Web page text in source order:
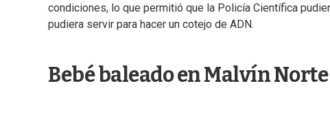
condiciones, lo que permitió que la Policía Científica
pudiera servir para hacer un cotejo de ADN.
Bebé baleado en Malvín Norte